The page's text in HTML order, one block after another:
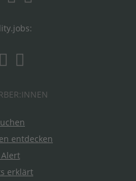
entdecken
Alert
erklärt